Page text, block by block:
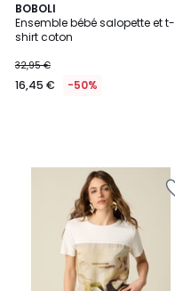
BOBOLI
Ensemble bébé salopette et t-
shirt coton
32,95 €
16,45 € -50%